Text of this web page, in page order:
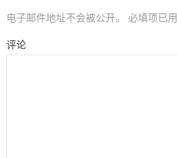
电子邮件地址不会被公开。 必填项已用
评论